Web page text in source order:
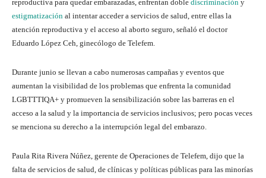
reproductiva para quedar embarazadas, enfrentan doble discriminación y
estigmatización al intentar acceder a servicios de salud, entre ellas la
atención reproductiva y el acceso al aborto seguro, señaló el doctor
Eduardo López Ceh, ginecólogo de Telefem.
Durante junio se llevan a cabo numerosas campañas y eventos que
aumentan la visibilidad de los problemas que enfrenta la comunidad
LGBTTTIQA+ y promueven la sensibilización sobre las barreras en el
acceso a la salud y la importancia de servicios inclusivos; pero pocas veces
se menciona su derecho a la interrupción legal del embarazo.
Paula Rita Rivera Núñez, gerente de Operaciones de Telefem, dijo que la
falta de servicios de salud, de clínicas y políticas públicas para las minorías